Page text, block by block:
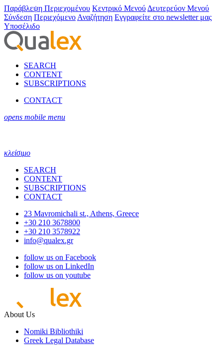
Παράβλεψη Περιεχομένου Κεντρικό Μενού Δευτερεύον Μενού
Σύνδεση Περιεχόμενο Αναζήτηση Εγγραφείτε στο newsletter μας
Υποσέλιδο
SEARCH
CONTENT
SUBSCRIPTIONS
CONTACT
opens mobile menu
κλείσιμο
SEARCH
CONTENT
SUBSCRIPTIONS
CONTACT
23 Mavromichali st., Athens, Greece
+30 210 3678800
+30 210 3578922
info@qualex.gr
follow us on Facebook
follow us on LinkedIn
follow us on youtube
About Us
Nomiki Bibliothiki
Greek Legal Database